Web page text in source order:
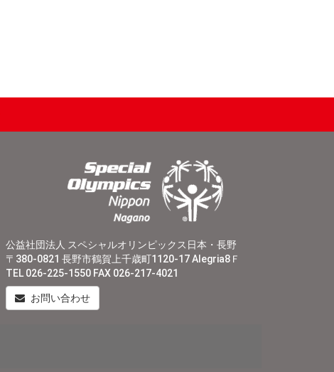
公益社団法人 スペシャルオリンピックス日本・長野
〒380-0821 長野市鶴賀上千歳町1120-17 Alegria8Ｆ
TEL 026-225-1550 FAX 026-217-4021
お問い合わせ